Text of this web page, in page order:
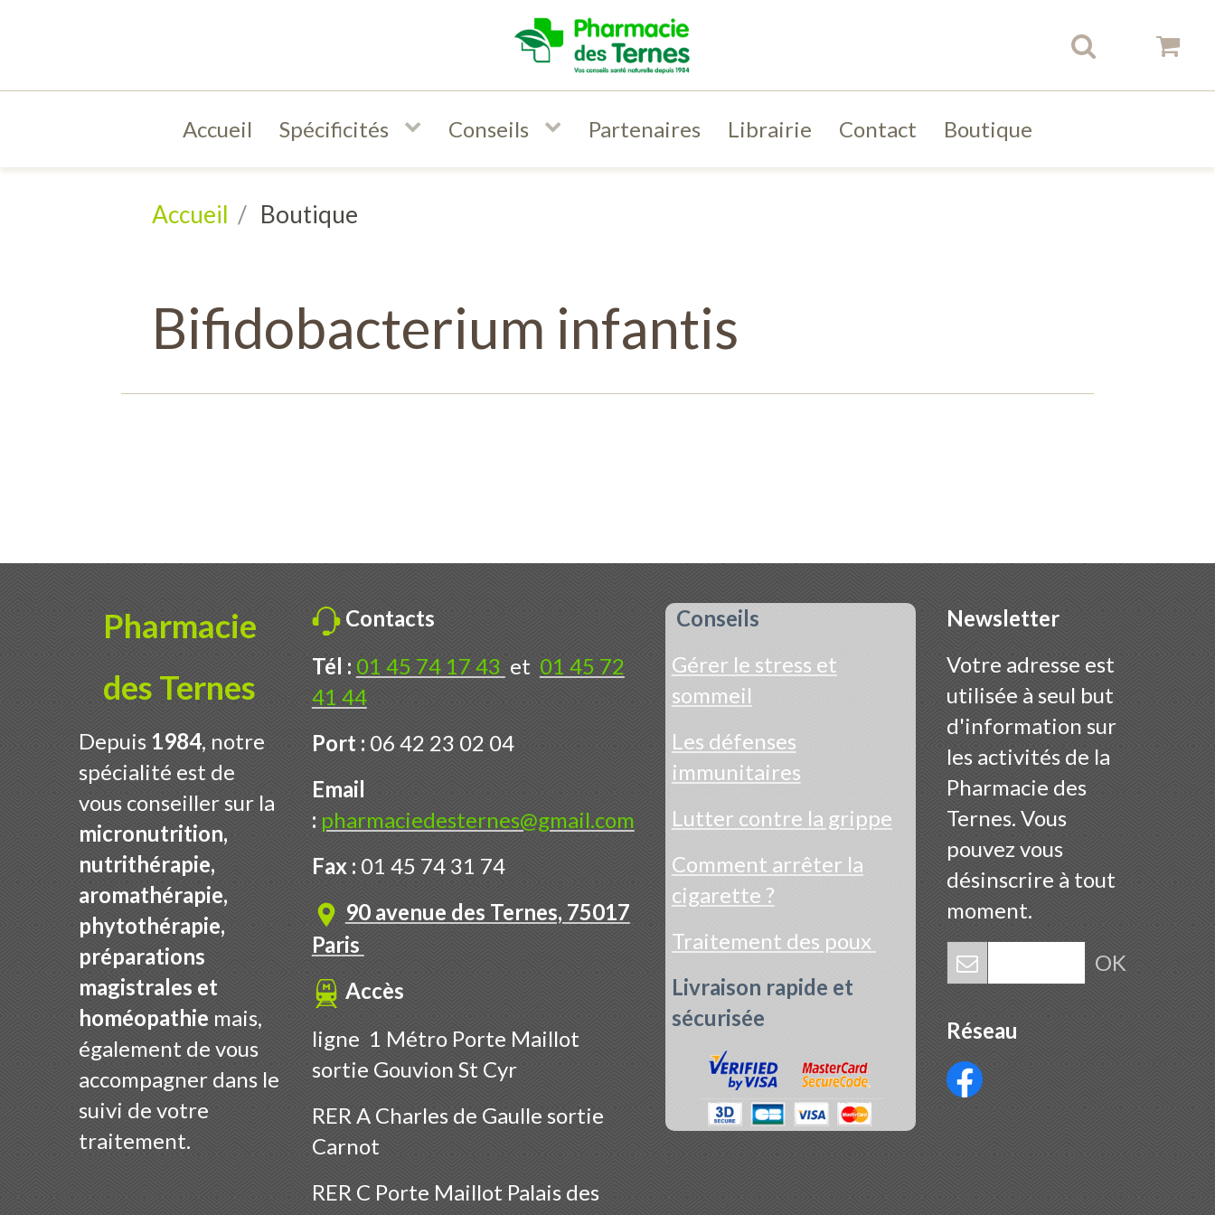
Accueil Spécificités Conseils Partenaires Librairie Contact Boutique
Accueil Boutique
Bifidobacterium infantis
Pharmacie
des Ternes
Depuis 1984, notre
spécialité est de
vous conseiller sur la
micronutrition,
nutrithérapie,
aromathérapie,
phytothérapie,
préparations
magistrales et
homéopathie mais,
également de vous
accompagner dans le
suivi de votre
traitement.
Contacts
Tél : 01 45 74 17 43 et 01 45 72
41 44
Port : 06 42 23 02 04
Email
: pharmaciedesternes@gmail.com
Fax : 01 45 74 31 74
90 avenue des Ternes, 75017
Paris
Accès
ligne 1 Métro Porte Maillot
sortie Gouvion St Cyr
RER A Charles de Gaulle sortie
Carnot
RER C Porte Maillot Palais des
Conseils
Gérer le stress et
sommeil
Les défenses
immunitaires
Lutter contre la grippe
Comment arrêter la
cigarette ?
Traitement des poux
Livraison rapide et
sécurisée
Newsletter
Votre adresse est
utilisée à seul but
d'information sur
les activités de la
Pharmacie des
Ternes. Vous
pouvez vous
désinscrire à tout
moment.
OK
Réseau